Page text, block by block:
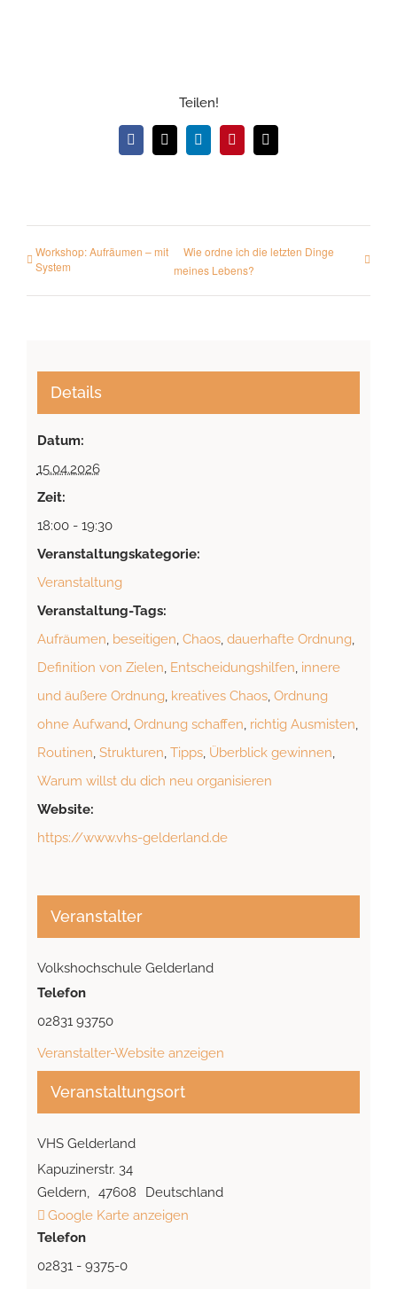
Teilen!
Facebook
X LinkedInPinterest
E-
Mail
Workshop: Aufräumen – mit
System
Wie ordne ich die letzten Dinge
meines Lebens?
Details
Datum:
15.04.2026
Zeit:
18:00 - 19:30
Veranstaltungskategorie:
Veranstaltung
Veranstaltung-Tags:
Aufräumen, beseitigen, Chaos, dauerhafte Ordnung,
Definition von Zielen, Entscheidungshilfen, innere
und äußere Ordnung, kreatives Chaos, Ordnung
ohne Aufwand, Ordnung schaffen, richtig Ausmisten,
Routinen, Strukturen, Tipps, Überblick gewinnen,
Warum willst du dich neu organisieren
Website:
https://www.vhs-gelderland.de
Veranstaltungsort
VHS Gelderland
Kapuzinerstr. 34
Geldern, 47608
Deutschland
Google Karte anzeigen
Telefon
02831 - 9375-0
Veranstalter
Volkshochschule Gelderland
Telefon
02831 93750
Veranstalter-Website anzeigen